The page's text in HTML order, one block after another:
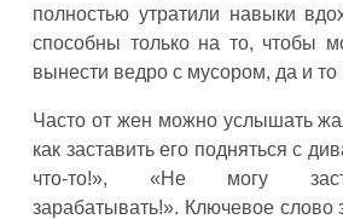
полностью утратили навыки
способны только на то, чтобы
вынести ведро с мусором, да и то
Часто от жен можно услышать
как заставить его подняться с
что-то!», «Не могу
зарабатывать!». Ключевое слово